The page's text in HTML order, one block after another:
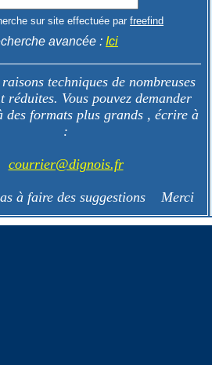
sur site effectuée par freefind
avancée : Ici
techniques de nombreuses
réduites. Vous pouvez demander
des formats plus grands , écrire à
:
courrier@dignois.fr
à faire des suggestions Merci